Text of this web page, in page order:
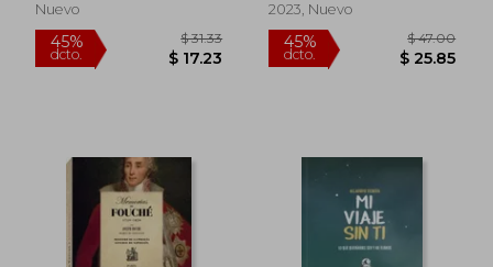
45%
Nuevo
2023, Nuevo